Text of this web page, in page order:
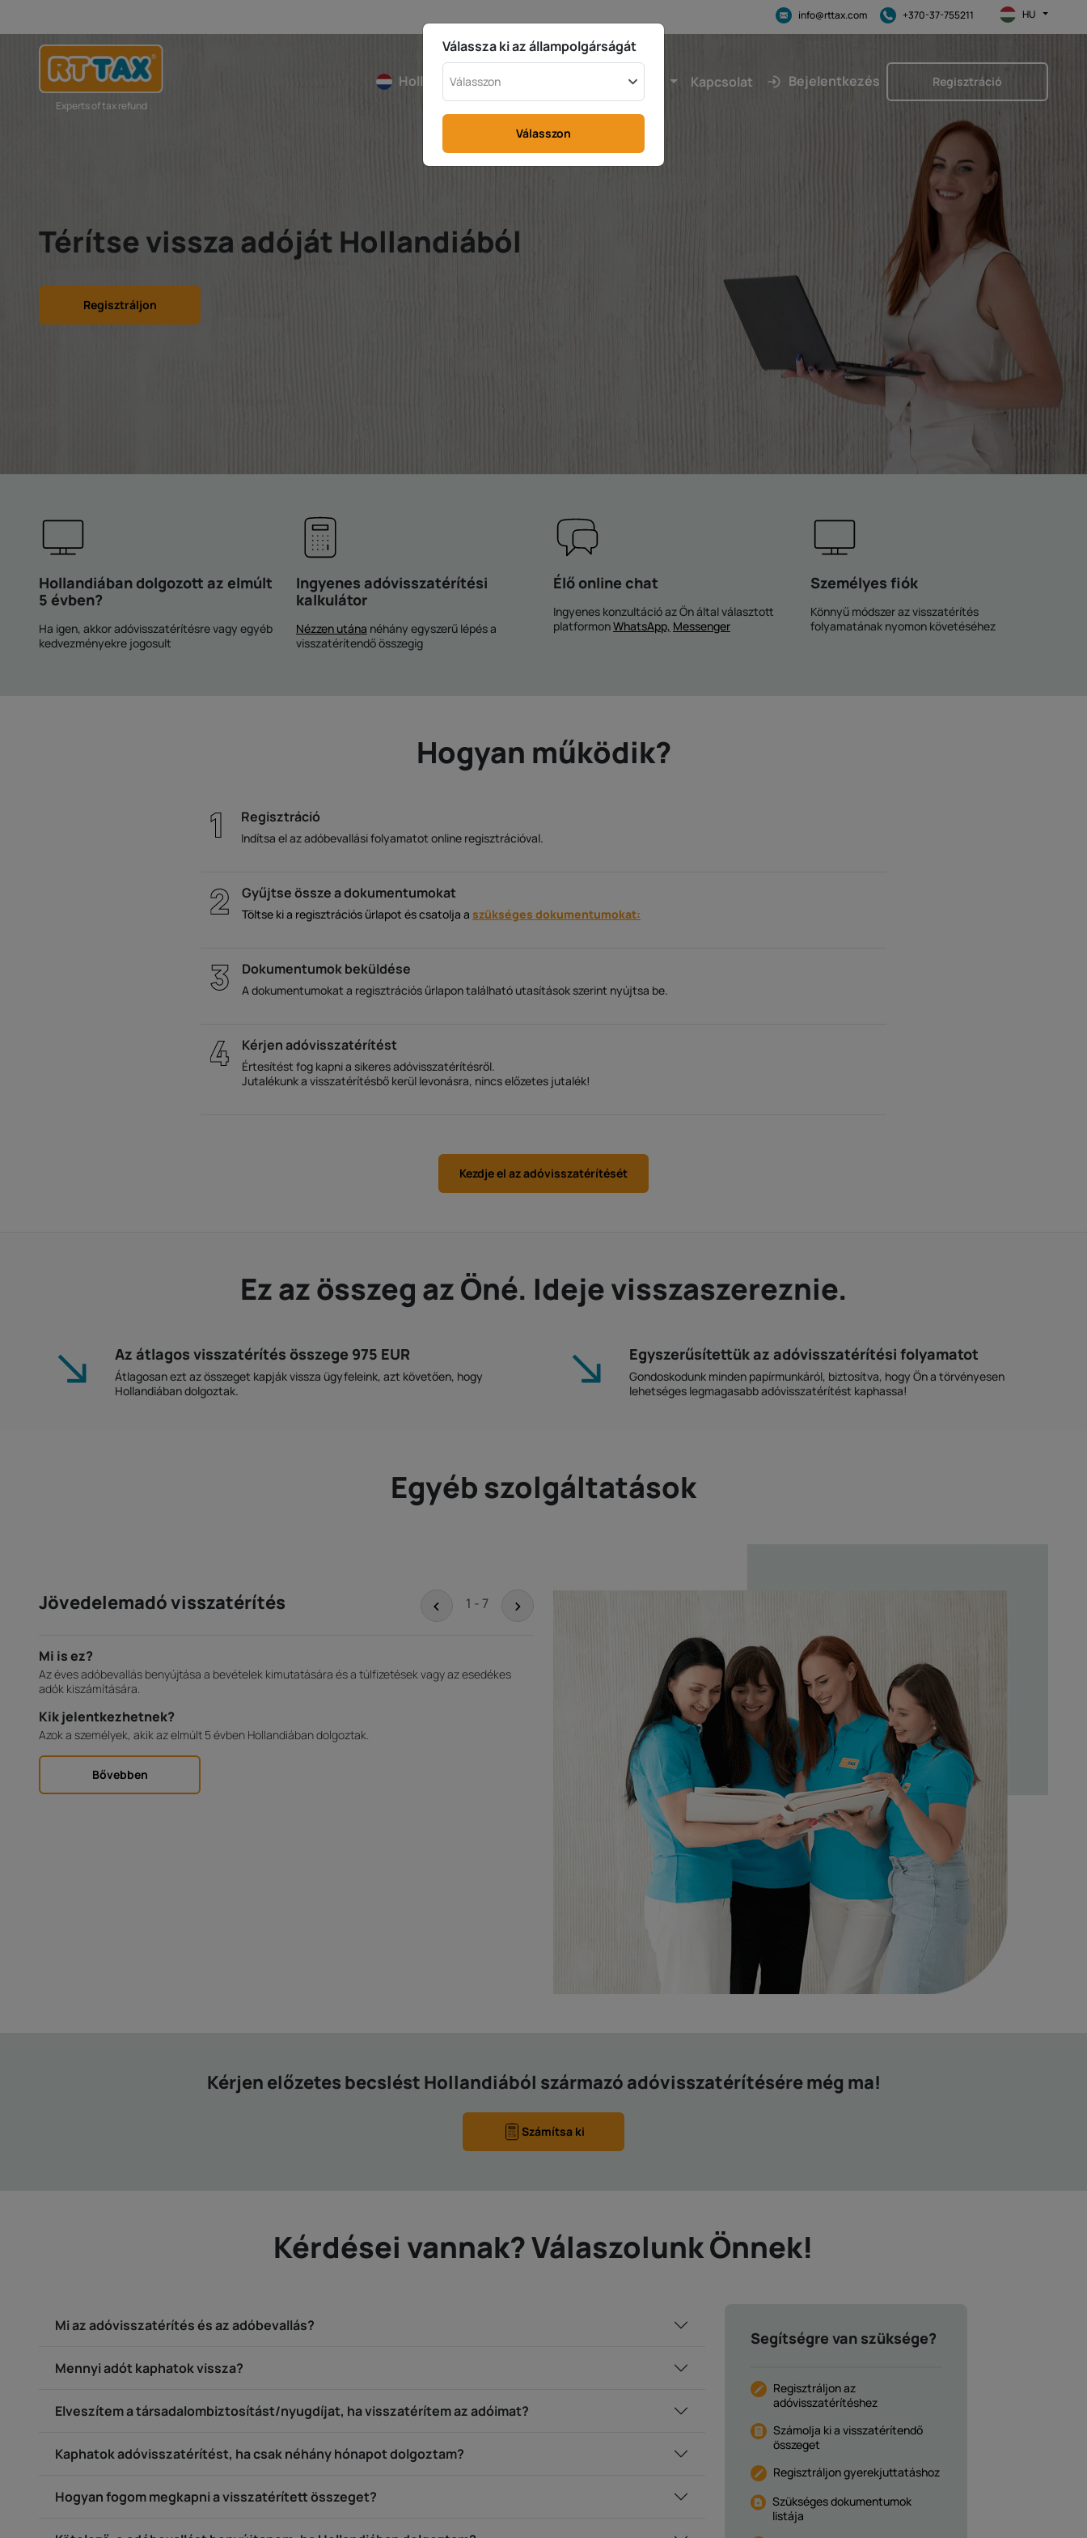
info@rttax.com +370-37-755211 HU
Experts of tax refund
Hollandia Kalkulátor Adóvisszatérítés Kapcsolat Bejelentkezés Regisztráció
Térítse vissza adóját Hollandiából
Regisztráljon
Hollandiában dolgozott az elmúlt
5 évben?
Ha igen, akkor adóvisszatérítésre vagy egyéb
kedvezményekre jogosult
Ingyenes adóvisszatérítési
kalkulátor
Nézzen utána néhány egyszerű lépés a
visszatérítendő összegig
Élő online chat
Ingyenes konzultáció az Ön által választott
platformonWhatsApp, Messenger
Személyes fiók
Könnyű módszer az visszatérítés
folyamatának nyomon követéséhez
Hogyan működik?
Regisztráció
Indítsa el az adóbevallási folyamatot online regisztrációval.
Gyűjtse össze a dokumentumokat
Töltse ki a regisztrációs űrlapot és csatolja a szükséges dokumentumokat:
Dokumentumok beküldése
A dokumentumokat a regisztrációs űrlapon található utasítások szerint nyújtsa be.
Kérjen adóvisszatérítést
Értesítést fog kapni a sikeres adóvisszatérítésről.
Jutalékunk a visszatérítésbő kerül levonásra, nincs előzetes jutalék!
Kezdje el az adóvisszatérítését
Ez az összeg az Öné. Ideje visszaszereznie.
Az átlagos visszatérítés összege 975 EUR
Átlagosan ezt az összeget kapják vissza ügyfeleink, azt követően, hogy
Hollandiában dolgoztak.
Egyszerűsítettük az adóvisszatérítési folyamatot
Gondoskodunk minden papírmunkáról, biztosítva, hogy Ön a törvényesen
lehetséges legmagasabb adóvisszatérítést kaphassa!
Egyéb szolgáltatások
Jövedelemadó visszatérítés < 1 - 7 >
Mi is ez?
Az éves adóbevallás benyújtása a bevételek kimutatására és a túlfizetések vagy az esedékes
adók kiszámítására.
Kik jelentkezhetnek?
Azok a személyek, akik az elmúlt 5 évben Hollandiában dolgoztak.
Bővebben
Kérjen előzetes becslést Hollandiából származó adóvisszatérítésére még ma!
Számítsa ki
Kérdései vannak? Válaszolunk Önnek!
Mi az adóvisszatérítés és az adóbevallás?
Mennyi adót kaphatok vissza?
Elveszítem a társadalombiztosítást/nyugdíjat, ha visszatérítem az adóimat?
Kaphatok adóvisszatérítést, ha csak néhány hónapot dolgoztam?
Hogyan fogom megkapni a visszatérített összeget?
Segítségre van szüksége?
Regisztráljon az
adóvisszatérítéshez
Számolja ki a visszatérítendő
összeget
Regisztráljon gyerekjuttatáshoz
Szükséges dokumentumok
listája
Válassza ki az állampolgárságát
Válasszon
Válasszon